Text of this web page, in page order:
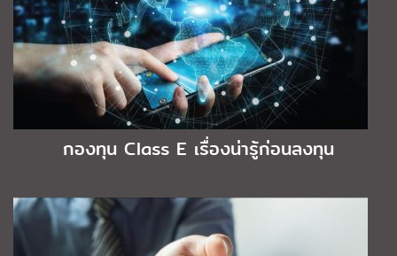
กองทุน Class E เรื่องน่ารู้ก่อนลงทุน